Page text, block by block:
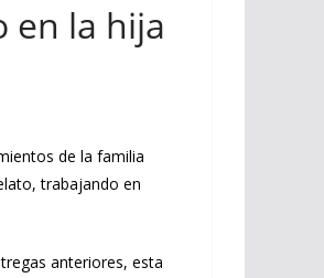
en la hija
de la familia
trabajando en
anteriores, esta